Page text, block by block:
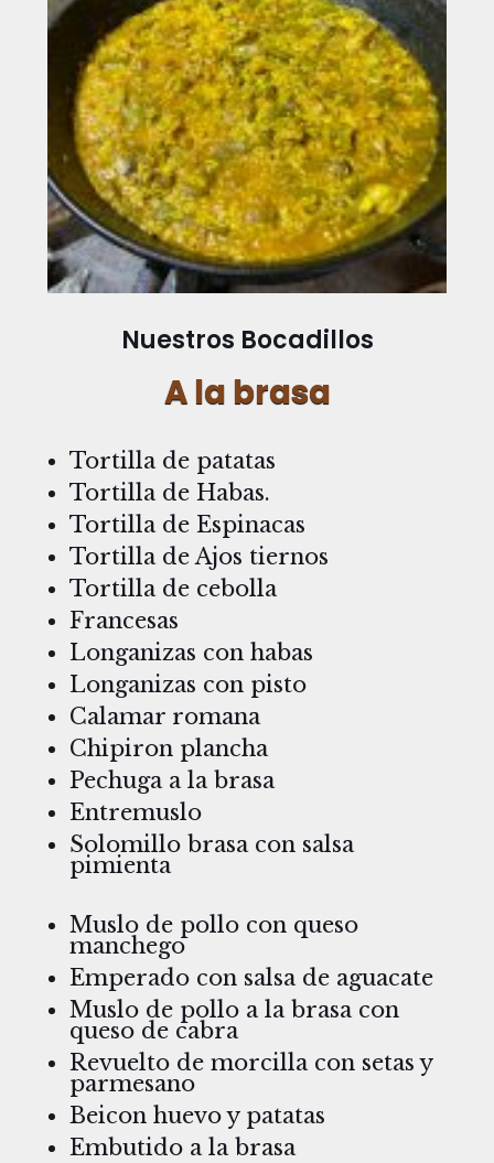
Nuestros Bocadillos
A la brasa
Tortilla de patatas
Tortilla de Habas.
Tortilla de Espinacas
Tortilla de Ajos tiernos
Tortilla de cebolla
Francesas
Longanizas con habas
Longanizas con pisto
Calamar romana
Chipiron plancha
Pechuga a la brasa
Entremuslo
Solomillo brasa con salsa
pimienta
Muslo de pollo con queso
manchego
Emperado con salsa de aguacate
Muslo de pollo a la brasa con
queso de cabra
Revuelto de morcilla con setas y
parmesano
Beicon huevo y patatas
Embutido a la brasa